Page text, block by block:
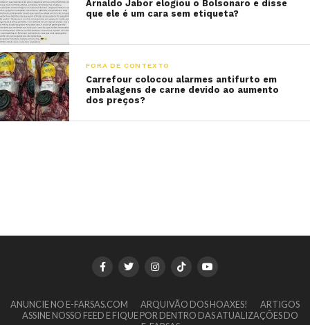
Arnaldo Jabor elogiou o Bolsonaro e disse
que ele é um cara sem etiqueta?
FORA DE CONTEXTO
Carrefour colocou alarmes antifurto em
embalagens de carne devido ao aumento
dos preços?
ANUNCIE NO E-FARSAS.COM ARQUIVÃO DOS HOAXES!
ARTIGOS
ASSINE NOSSO FEED E FIQUE POR DENTRO DAS ATUALIZAÇÕES DO